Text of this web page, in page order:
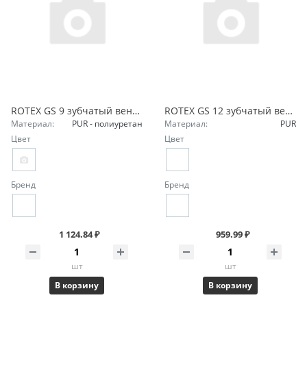
ROTEX GS 9 зубчатый венец 80 Sh-A-GS синий 550091000003 KTR
Материал:
PUR - полиуретан
Цвет
Бренд
1 124.84 ₽
шт
В корзину
ROTEX GS 12 зубчатый венец 98 Sh-A-GS красный 550121000002 KTR
Материал:
PUR
Цвет
Бренд
959.99 ₽
шт
В корзину